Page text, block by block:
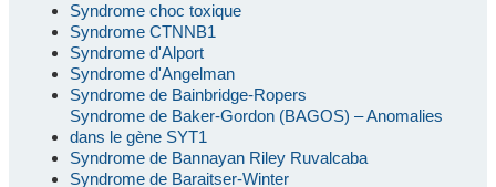
Syndrome choc toxique
Syndrome CTNNB1
Syndrome d'Alport
Syndrome d'Angelman
Syndrome de Bainbridge-Ropers
Syndrome de Baker-Gordon (BAGOS) – Anomalies
dans le gène SYT1
Syndrome de Bannayan Riley Ruvalcaba
Syndrome de Baraitser-Winter